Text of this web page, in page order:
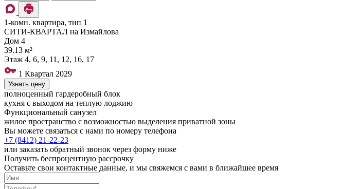
1-комн. квартира, тип 1
СИТИ-КВАРТАЛ на Измайлова
Дом 4
39.13 м²
Этаж 4, 6, 9, 11, 12, 16, 17
1 Квартал 2029
Узнать цену
полноценный гардеробный блок
кухня с выходом на теплую лоджию
Функциональный санузел
жилое пространство с возможностью выделения приватной зоны
Вы можете связаться с нами по номеру телефона
+7 (8412) 21-22-23
или заказать обратный звонок через форму ниже
Получить беспроцентную рассрочку
Оставьте свои контактные данные, и мы свяжемся с вами в ближайшее время